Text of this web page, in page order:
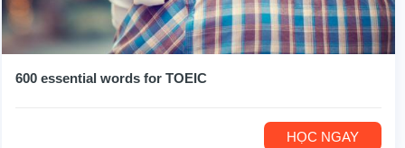
600 essential words for TOEIC
HỌC NGAY